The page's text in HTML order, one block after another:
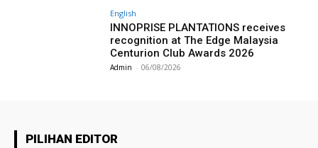
English
INNOPRISE PLANTATIONS receives
recognition at The Edge Malaysia
Centurion Club Awards 2026
Admin - 06/08/2026
PILIHAN EDITOR